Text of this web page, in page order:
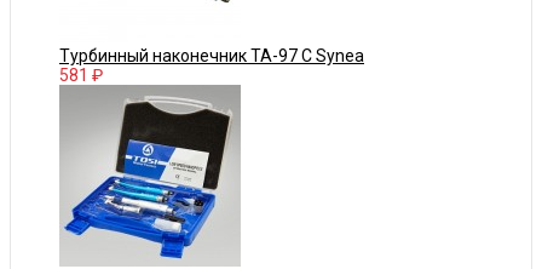
Турбинный наконечник TA-97 C Synea
581 ₽